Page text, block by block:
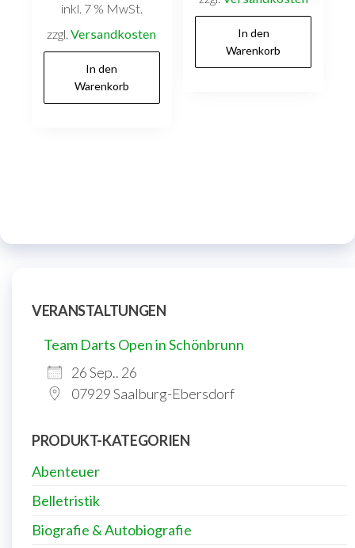
inkl. 7 % MwSt.
zzgl.Versandkosten
In den
Warenkorb
In den
Warenkorb
VERANSTALTUNGEN
Team Darts Open in Schönbrunn
26 Sep.. 26
07929 Saalburg-Ebersdorf
PRODUKT-KATEGORIEN
Abenteuer
Belletristik
Biografie & Autobiografie